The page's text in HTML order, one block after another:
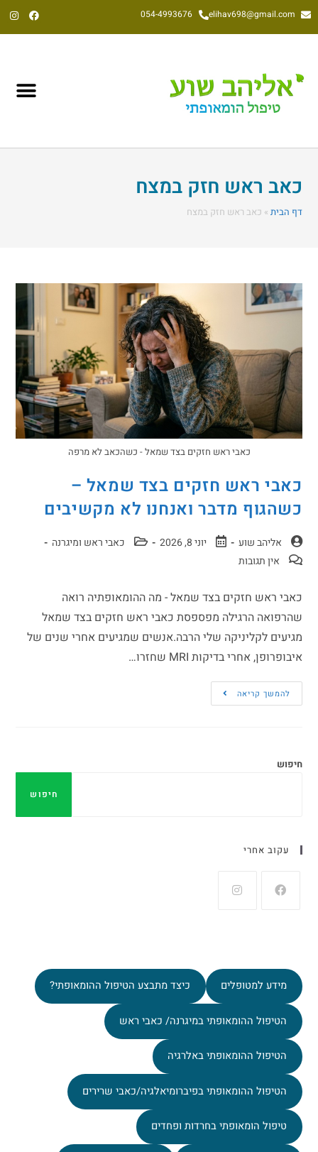
elihav698@gmail.com
054-4993676
כאב ראש חזק במצח
דף הבית » כאב ראש חזק במצח
כאבי ראש חזקים בצד שמאל - כשהכאב לא מרפה
כאבי ראש חזקים בצד שמאל –
כשהגוף מדבר ואנחנו לא מקשיבים
אליהב שוע יוני 8, 2026
כאבי ראש ומיגרנה
אין תגובות
כאבי ראש חזקים בצד שמאל - מה ההומאופתיה רואה
שהרפואה הרגילה מפספסת כאבי ראש חזקים בצד שמאל
מגיעים לקליניקה שלי הרבה.אנשים שמגיעים אחרי שנים של
איבופרופן, אחרי בדיקות MRI שחזרו…
להמשך קריאה
חיפוש
חיפוש
עקוב אחרי
מידע למטופלים כיצד מתבצע הטיפול ההומאופתי?
הטיפול ההומאופתי במיגרנה/ כאבי ראש
הטיפול ההומאופתי באלרגיה
הטיפול ההומאופתי בפיברומיאלגיה/כאבי שרירים
טיפול הומאופתי בחרדות ופחדים